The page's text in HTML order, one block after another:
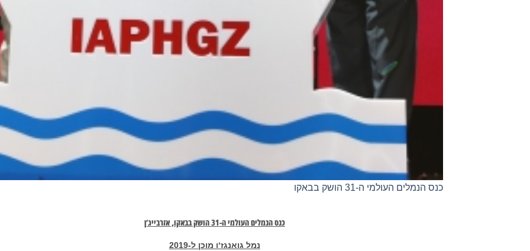
כנס הנמלים העולמי ה-31 הושק בבאקו
כנס הנמלים העולמי ה-31 הושק בבאקו, אזרבייג‘ן
נמל גואנגז‘ו מוכן ל-2019